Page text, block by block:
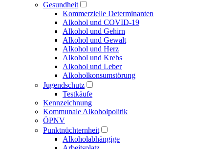
Gesundheit
Kommerzielle Determinanten
Alkohol und COVID-19
Alkohol und Gehirn
Alkohol und Gewalt
Alkohol und Herz
Alkohol und Krebs
Alkohol und Leber
Alkoholkonsumstörung
Jugendschutz
Testkäufe
Kennzeichnung
Kommunale Alkoholpolitik
ÖPNV
Punktnüchternheit
Alkoholabhängige